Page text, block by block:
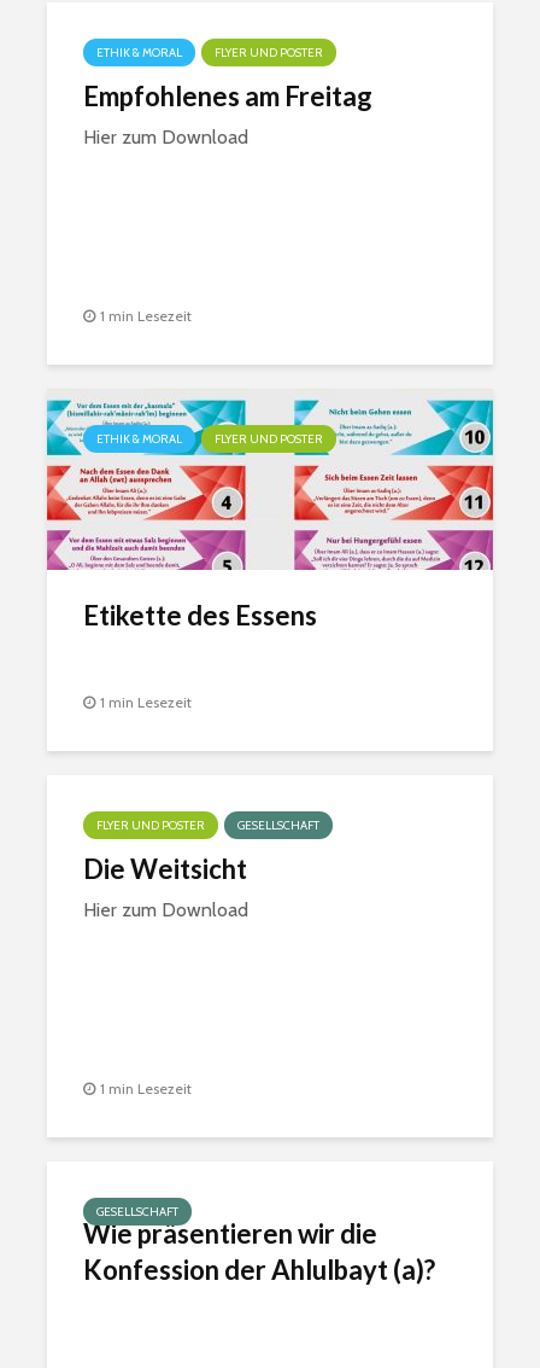
ETHIK & MORAL FLYER UND POSTER
Empfohlenes am Freitag
Hier zum Download
1 min Lesezeit
ETHIK & MORAL FLYER UND POSTER
Etikette des Essens
1 min Lesezeit
FLYER UND POSTER GESELLSCHAFT
Die Weitsicht
Hier zum Download
1 min Lesezeit
GESELLSCHAFT
Wie präsentieren wir die
Konfession der Ahlulbayt (a)?